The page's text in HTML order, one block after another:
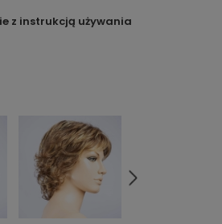
z instrukcją używania